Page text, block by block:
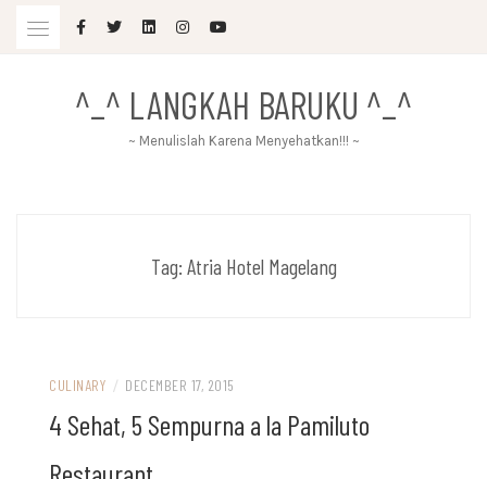
^_^ LANGKAH BARUKU ^_^
~ Menulislah Karena Menyehatkan!!! ~
Tag: Atria Hotel Magelang
CULINARY / DECEMBER 17, 2015
4 Sehat, 5 Sempurna a la Pamiluto